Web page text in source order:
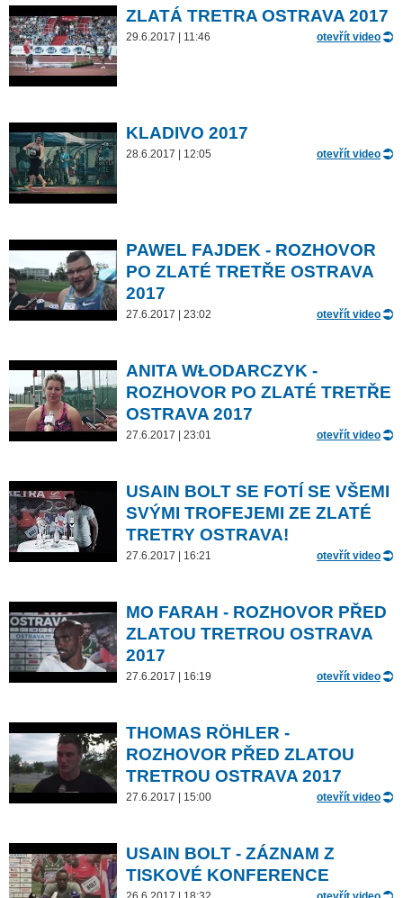
ZLATÁ TRETRA OSTRAVA 2017
29.6.2017 | 11:46 otevřít video
KLADIVO 2017
28.6.2017 | 12:05 otevřít video
PAWEL FAJDEK - ROZHOVOR
PO ZLATÉ TRETŘE OSTRAVA
2017
27.6.2017 | 23:02 otevřít video
ANITA WŁODARCZYK -
ROZHOVOR PO ZLATÉ TRETŘE
OSTRAVA 2017
27.6.2017 | 23:01 otevřít video
USAIN BOLT SE FOTÍ SE VŠEMI
SVÝMI TROFEJEMI ZE ZLATÉ
TRETRY OSTRAVA!
27.6.2017 | 16:21 otevřít video
MO FARAH - ROZHOVOR PŘED
ZLATOU TRETROU OSTRAVA
2017
27.6.2017 | 16:19 otevřít video
THOMAS RÖHLER -
ROZHOVOR PŘED ZLATOU
TRETROU OSTRAVA 2017
27.6.2017 | 15:00 otevřít video
USAIN BOLT - ZÁZNAM Z
TISKOVÉ KONFERENCE